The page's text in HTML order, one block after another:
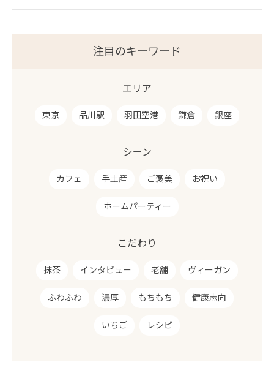
注目のキーワード
エリア
東京 品川駅 羽田空港 鎌倉 銀座
シーン
カフェ 手土産 ご褒美 お祝い
ホームパーティー
こだわり
抹茶 インタビュー 老舗 ヴィーガン
ふわふわ 濃厚 もちもち 健康志向
いちご レシピ